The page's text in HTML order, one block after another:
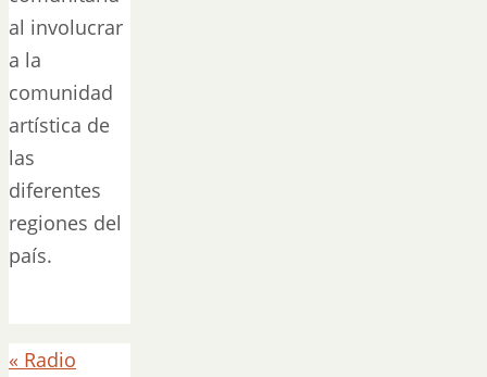
al involucrar
a la
comunidad
artística de
las
diferentes
regiones del
país.
« Radio